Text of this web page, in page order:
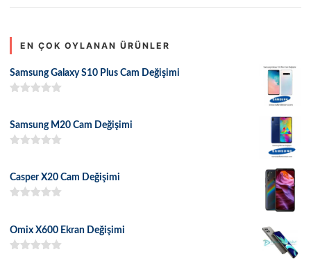
EN ÇOK OYLANAN ÜRÜNLER
Samsung Galaxy S10 Plus Cam Değişimi
Samsung M20 Cam Değişimi
Casper X20 Cam Değişimi
Omix X600 Ekran Değişimi